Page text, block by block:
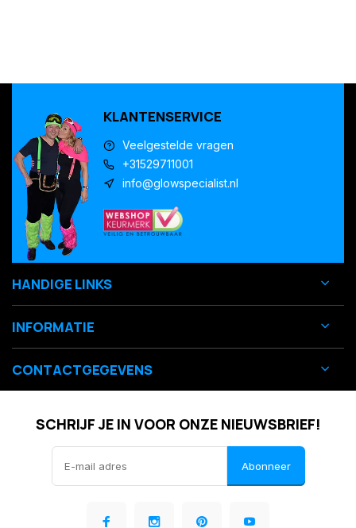
KLANTENSERVICE
Veelgestelde vragen
+31529711001
info@glowspecialist.nl
HANDIGE LINKS
INFORMATIE
CONTACTGEGEVENS
SCHRIJF JE IN VOOR ONZE NIEUWSBRIEF!
Abonneer